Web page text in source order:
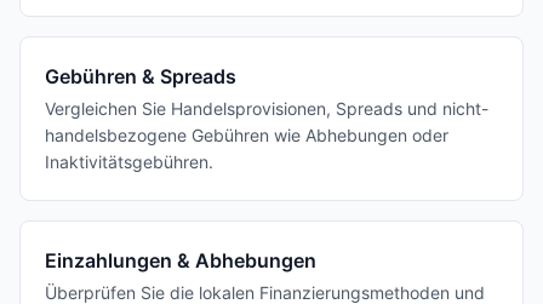
Gebühren & Spreads
Vergleichen Sie Handelsprovisionen, Spreads und nicht-
handelsbezogene Gebühren wie Abhebungen oder
Inaktivitätsgebühren.
Einzahlungen & Abhebungen
Überprüfen Sie die lokalen Finanzierungsmethoden und